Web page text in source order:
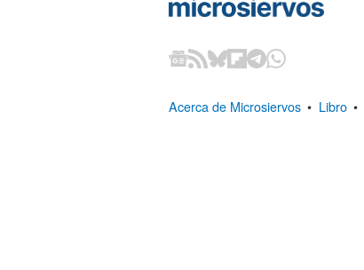
Acerca de Microsiervos • Libro •